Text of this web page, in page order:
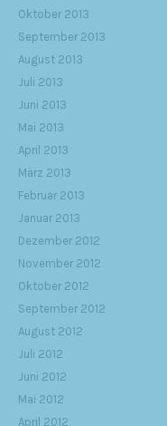
Oktober 2013
September 2013
August 2013
Juli 2013
Juni 2013
Mai 2013
April 2013
März 2013
Februar 2013
Januar 2013
Dezember 2012
November 2012
Oktober 2012
September 2012
August 2012
Juli 2012
Juni 2012
Mai 2012
April 2012